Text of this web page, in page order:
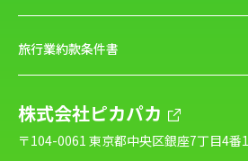
旅行業約款条件書
株式会社ピカパカ
〒104-0061 東京都中央区銀座7丁目4番